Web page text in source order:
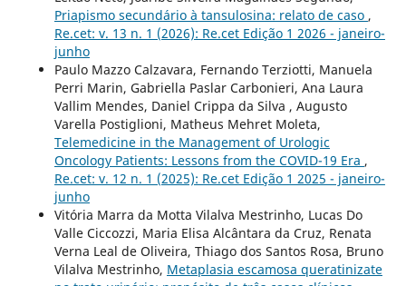
Priapismo secundário à tansulosina: relato de caso ,
Re.cet: v. 13 n. 1 (2026): Re.cet Edição 1 2026 - janeiro-
junho
Paulo Mazzo Calzavara, Fernando Terziotti, Manuela
Perri Marin, Gabriella Paslar Carbonieri, Ana Laura
Vallim Mendes, Daniel Crippa da Silva , Augusto
Varella Postiglioni, Matheus Mehret Moleta,
Telemedicine in the Management of Urologic
Oncology Patients: Lessons from the COVID-19 Era ,
Re.cet: v. 12 n. 1 (2025): Re.cet Edição 1 2025 - janeiro-
junho
Vitória Marra da Motta Vilalva Mestrinho, Lucas Do
Valle Ciccozzi, Maria Elisa Alcântara da Cruz, Renata
Verna Leal de Oliveira, Thiago dos Santos Rosa, Bruno
Vilalva Mestrinho, Metaplasia escamosa queratinizate